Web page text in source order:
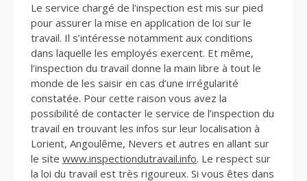
Le service chargé de l’inspection est mis sur pied
pour assurer la mise en application de loi sur le
travail. Il s’intéresse notamment aux conditions
dans laquelle les employés exercent. Et même,
l’inspection du travail donne la main libre à tout le
monde de les saisir en cas d’une irrégularité
constatée. Pour cette raison vous avez la
possibilité de contacter le service de l’inspection du
travail en trouvant les infos sur leur localisation à
Lorient, Angoulême, Nevers et autres en allant sur
le site www.inspectiondutravail.info. Le respect sur
la loi du travail est très rigoureux. Si vous êtes dans